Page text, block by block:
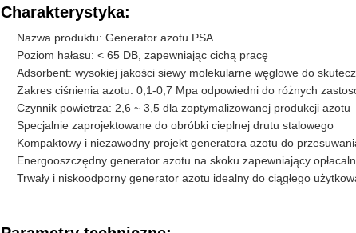
Charakterystyka:
Nazwa produktu: Generator azotu PSA
Poziom hałasu: < 65 DB, zapewniając cichą pracę
Adsorbent: wysokiej jakości siewy molekularne węglowe do
Zakres ciśnienia azotu: 0,1-0,7 Mpa odpowiedni do różnych
Czynnik powietrza: 2,6 ~ 3,5 dla zoptymalizowanej produkcji azotu
Specjalnie zaprojektowane do obróbki cieplnej drutu stalowego
Kompaktowy i niezawodny projekt generatora azotu do
Energooszczędny generator azotu na skoku zapewniający
Trwały i niskoodporny generator azotu idealny do ciągłego